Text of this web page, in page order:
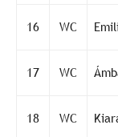
16 WC
17 WC
18 WC